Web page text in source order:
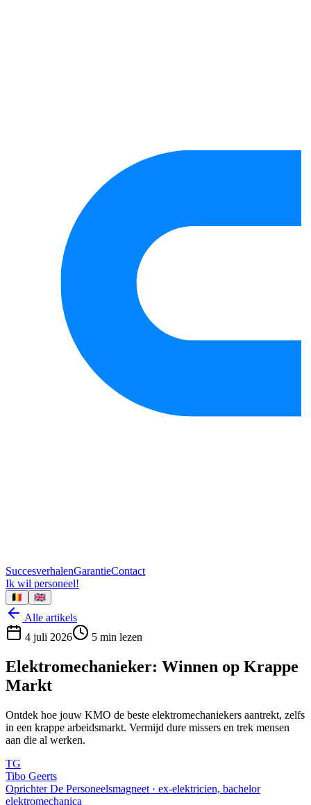
SuccesverhalenGarantieContact
Ik wil personeel!
🇧🇪 🇬🇧
Alle artikels
4 juli 2026
5 min lezen
Elektromechanieker: Winnen op Krappe
Markt
Ontdek hoe jouw KMO de beste elektromechaniekers aantrekt, zelfs
in een krappe arbeidsmarkt. Vermijd dure missers en trek mensen
aan die al werken.
TG
Tibo Geerts
Oprichter De Personeelsmagneet · ex-elektricien, bachelor
elektromechanica